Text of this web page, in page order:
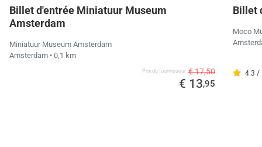
Billet d'entrée Miniatuur Museum
Amsterdam
Miniatuur Museum Amsterdam
Amsterdam • 0,1 km
Prix ​​du fournisseur € 17,50
€ 13,95
Billet
Moco
4.3 /